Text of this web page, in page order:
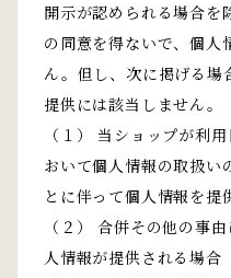
開示が認められる場合を
の同意を得ないで、個人
ん。但し、次に掲げる場
提供には該当しません。
（１） 当ショップが利
おいて個人情報の取扱い
とに伴って個人情報を提
（２） 合併その他の事
人情報が提供される場合